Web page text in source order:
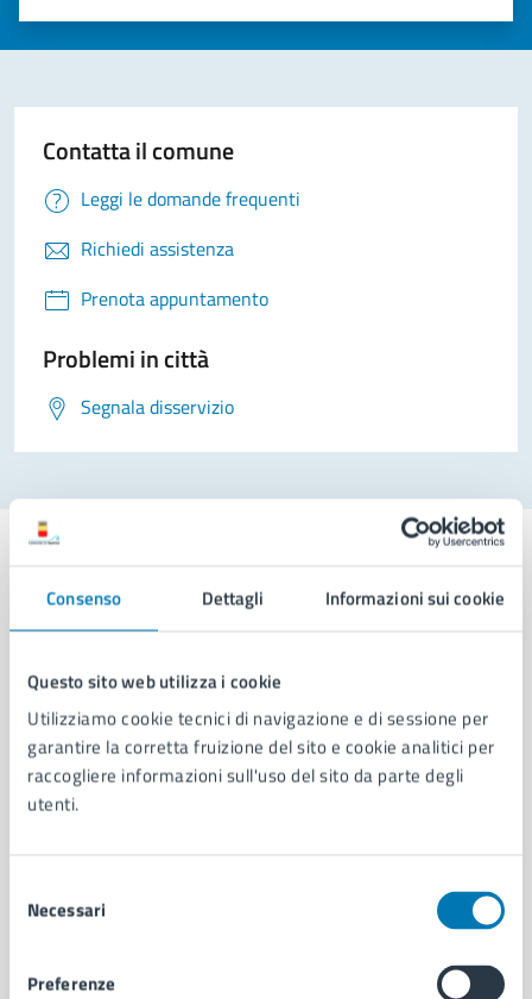
Consenso Dettagli Informazioni sui cookie
Questo sito web utilizza i cookie
Utilizziamo cookie tecnici di navigazione e di sessione per
garantire la corretta fruizione del sito e cookie analitici per
raccogliere informazioni sull'uso del sito da parte degli
utenti.
delNecessari
Preferenze
Valuta 5 stelle su 5
Valuta 4 stelle su 5
Valuta 3 stelle su 5
Valuta 2 stelle su 5
Valuta 1 stelle su 5
Contatta il comune
Leggi le domande frequenti
Richiedi assistenza
Prenota appuntamento
Problemi in città
Segnala disservizio
Comune di Napoli
AMMINISTRAZIONE
Aree amministrative
Organi di governo
Municipalità
Personale amministrativo
Intranet, posta aziendale e protocollo